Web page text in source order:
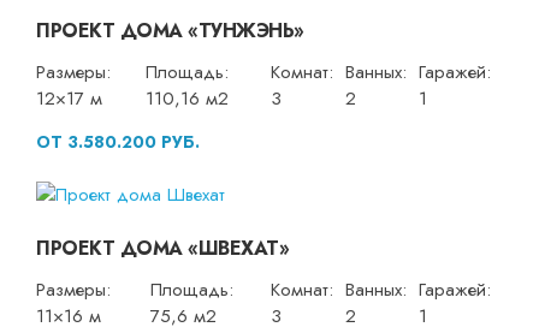
ПРОЕКТ ДОМА «ТУНЖЭНЬ»
Размеры:
12×17 м
Площадь:
110,16 м2
Комнат:
3
Ванных:
2
Гаражей:
1
ОТ 3.580.200 РУБ.
ПРОЕКТ ДОМА «ШВЕХАТ»
Размеры:
11×16 м
Площадь:
75,6 м2
Комнат:
3
Ванных:
2
Гаражей:
1